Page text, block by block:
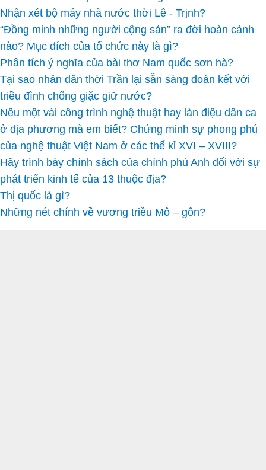
Nhận xét bộ máy nhà nước thời Lê - Trịnh?
“Đồng minh những người cộng sản” ra đời hoàn cảnh
nào? Mục đích của tổ chức này là gì?
Phân tích ý nghĩa của bài thơ Nam quốc sơn hà?
Tại sao nhân dân thời Trần lại sẵn sàng đoàn kết với
triều đình chống giặc giữ nước?
Nêu một vài công trình nghệ thuật hay làn điệu dân ca
ở địa phương mà em biết? Chứng minh sự phong phú
của nghệ thuật Việt Nam ở các thế kỉ XVI – XVIII?
Hãy trình bày chính sách của chính phủ Anh đối với sự
phát triển kinh tế của 13 thuộc địa?
Thị quốc là gì?
Những nét chính về vương triều Mô – gôn?